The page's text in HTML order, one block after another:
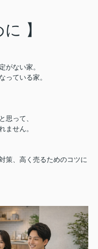
】
がない家。
っている家。
と思って、
ません。
策、高く売るためのコツに